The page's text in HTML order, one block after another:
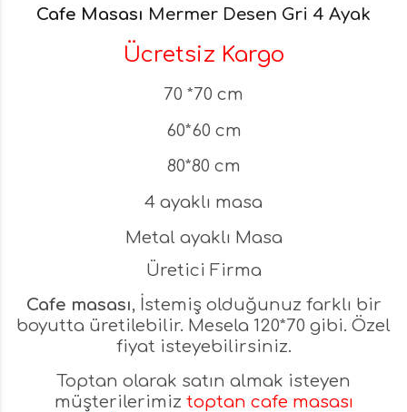
Cafe Masası Mermer Desen Gri 4 Ayak
Ücretsiz Kargo
70 *70 cm
60*60 cm
80*80 cm
4 ayaklı masa
Metal ayaklı Masa
Üretici Firma
Cafe masası, İstemiş olduğunuz farklı bir
boyutta üretilebilir. Mesela 120*70 gibi. Özel
fiyat isteyebilirsiniz.
Toptan olarak satın almak isteyen
müşterilerimiz toptan cafe masası